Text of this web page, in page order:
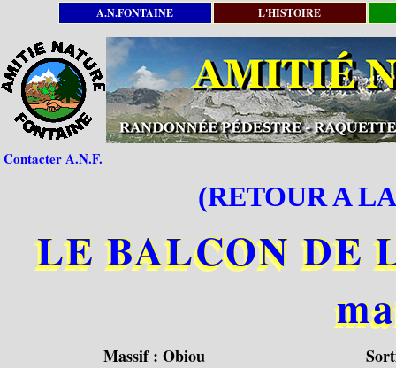
A.N.FONTAINE L'HISTOIRE
Contacter A.N.F.
(RETOUR A
LE BALCON DE
Massif :Obiou